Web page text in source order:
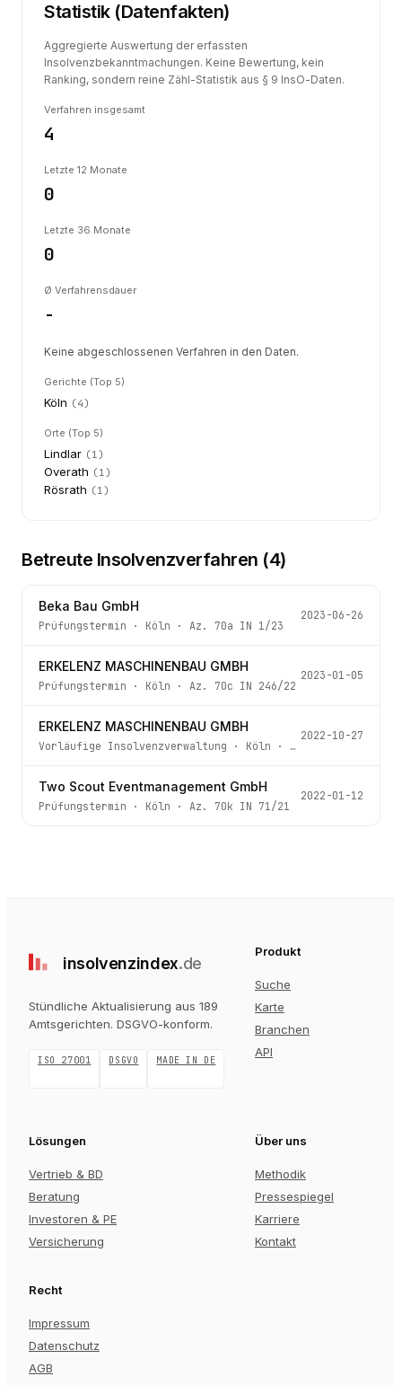
Statistik (Datenfakten)
Aggregierte Auswertung der erfassten
Insolvenzbekanntmachungen. Keine Bewertung, kein
Ranking, sondern reine Zähl-Statistik aus § 9 InsO-Daten.
Verfahren insgesamt
4
Letzte 12 Monate
0
Letzte 36 Monate
0
Ø Verfahrensdauer
-
Keine abgeschlossenen Verfahren in den Daten.
Gerichte (Top 5)
Köln (4)
Orte (Top 5)
Lindlar (1)
Overath (1)
Rösrath (1)
Betreute Insolvenzverfahren (4)
Beka Bau GmbH
Prüfungstermin · Köln · Az. 70a IN 1/23
2023-06-26
ERKELENZ MASCHINENBAU GMBH
Prüfungstermin · Köln · Az. 70c IN 246/22
2023-01-05
ERKELENZ MASCHINENBAU GMBH
Vorläufige Insolvenzverwaltung · Köln · Az.
2022-10-27
Two Scout Eventmanagement GmbH
Prüfungstermin · Köln · Az. 70k IN 71/21
2022-01-12
insolvenzindex.de
Stündliche Aktualisierung aus 189
Amtsgerichten. DSGVO-konform.
ISO 27001 DSGVO MADE IN DE
Produkt
Suche
Karte
Branchen
API
Lösungen
Vertrieb & BD
Beratung
Investoren & PE
Versicherung
Über uns
Methodik
Pressespiegel
Karriere
Kontakt
Recht
Impressum
Datenschutz
AGB